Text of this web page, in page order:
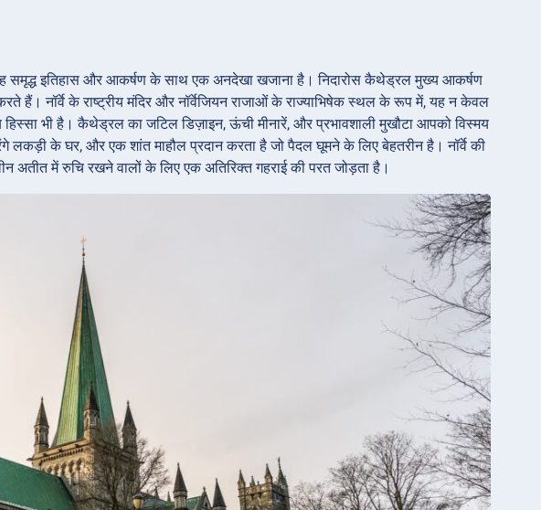
समृद्ध इतिहास और आकर्षण के साथ एक अनदेखा खजाना है। निदारोस कैथेड्रल मुख्य आकर्षण
हैं। नॉर्वे के राष्ट्रीय मंदिर और नॉर्वेजियन राजाओं के राज्याभिषेक स्थल के रूप में, यह न केवल
भी है। कैथेड्रल का जटिल डिज़ाइन, ऊंची मीनारें, और प्रभावशाली मुखौटा आपको विस्मय
के घर, और एक शांत माहौल प्रदान करता है जो पैदल घूमने के लिए बेहतरीन है। नॉर्वे की
अतीत में रुचि रखने वालों के लिए एक अतिरिक्त गहराई की परत जोड़ता है।